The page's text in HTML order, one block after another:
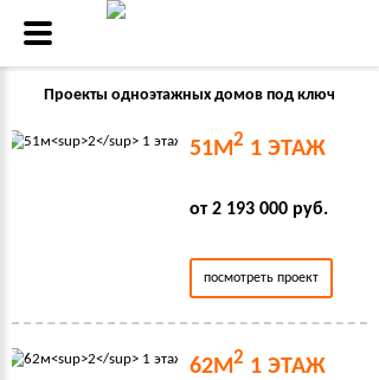
Проекты одноэтажных домов под ключ
51М2 1 ЭТАЖ
от 2 193 000 руб.
посмотреть проект
62М2 1 ЭТАЖ